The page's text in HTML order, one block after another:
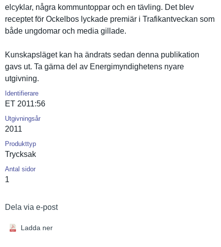
elcyklar, några kommuntopp­ar och en tävling. Det blev
receptet för Ockelbos lyckade premiär i Trafikantv­eckan som
både ungdomar och media gillade.
Kunskapslä­get kan ha ändrats sedan denna publikatio­n
gavs ut. Ta gärna del av Energimynd­ighetens nyare
utgivning.
Identifierare
ET 2011:56
Utgivningsår
2011
Produkttyp
Trycksak
Antal sidor
1
Dela via e-post
Ladda ner